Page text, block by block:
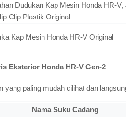
Dudukan Kap Mesin Honda HR-
Clip Plastik Original
Kap Mesin Honda HR-V Original
Eksterior Honda HR-V Gen-2
yang paling mudah dilihat dan
Nama Suku Cadang